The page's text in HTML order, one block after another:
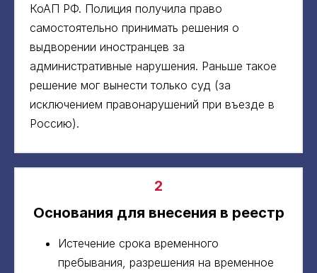
КоАП РФ. Полиция получила право
самостоятельно принимать решения о
выдворении иностранцев за
административные нарушения. Раньше такое
решение мог вынести только суд (за
исключением правонарушений при въезде в
Россию).
2
Основания для внесения в реестр
Истечение срока временного
пребывания, разрешения на временное